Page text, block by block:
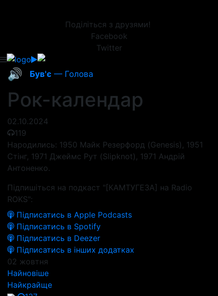
Поділіться з друзями!
Facebook
Twitter
🔊 Був'є — Голова
Рок-календар
02.10.2024
119
Народились: 1950 Майк Резерфорд (Genesis), 1951
Стінг, 1971 Джеймс Рут (Slipknot), 1971 Андрій
Антоненко.
Підпишіться на подкаст "[КАМТУГЕЗА] на Radio
ROKS":
Підписатись в Apple Podcasts
Підписатись в Spotify
Підписатись в Deezer
Підписатись в інших додатках
02 жовтня
Найновіше
Найкрайще